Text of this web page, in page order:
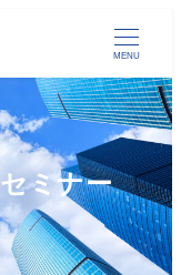
MENU
ミナー